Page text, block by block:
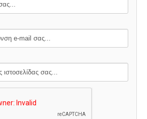
ΑΝΑΚΟΙΝΏΣΕΙΣ
ΝΕΟΛΑΊΑ
ΑΝΤΙΡΑΤΣΙΣΤΙΚΌ
ΓΥΝΑΙΚΕΊΟ